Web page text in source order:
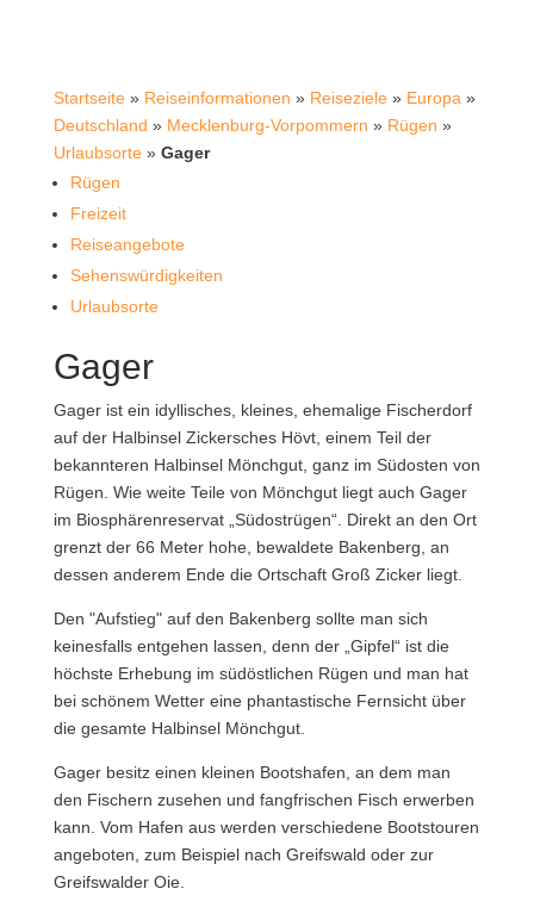
Startseite» Reiseinformationen » Reiseziele» Europa »
Deutschland » Mecklenburg-Vorpommern » Rügen »
Urlaubsorte» Gager
Rügen
Freizeit
Reiseangebote
Sehenswürdigkeiten
Urlaubsorte
Gager
Gager ist ein idyllisches, kleines, ehemalige Fischerdorf
auf der Halbinsel Zickersches Hövt, einem Teil der
bekannteren Halbinsel Mönchgut, ganz im Südosten von
Rügen. Wie weite Teile von Mönchgut liegt auch Gager
im Biosphärenreservat „Südostrügen“. Direkt an den Ort
grenzt der 66 Meter hohe, bewaldete Bakenberg, an
dessen anderem Ende die Ortschaft Groß Zicker liegt.
Den "Aufstieg" auf den Bakenberg sollte man sich
keinesfalls entgehen lassen, denn der „Gipfel“ ist die
höchste Erhebung im südöstlichen Rügen und man hat
bei schönem Wetter eine phantastische Fernsicht über
die gesamte Halbinsel Mönchgut.
Gager besitz einen kleinen Bootshafen, an dem man
den Fischern zusehen und fangfrischen Fisch erwerben
kann. Vom Hafen aus werden verschiedene Bootstouren
angeboten, zum Beispiel nach Greifswald oder zur
Greifswalder Oie.